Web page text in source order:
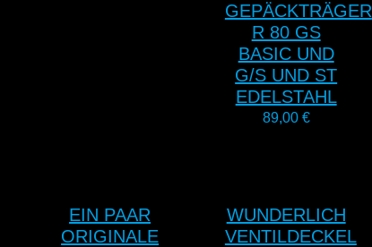
GEPÄCKTRÄGER
R 80 GS
BASIC UND
G/S UND ST
EDELSTAHL
89,00 €
EIN PAAR
ORIGINALE
WUNDERLICH
VENTILDECKEL